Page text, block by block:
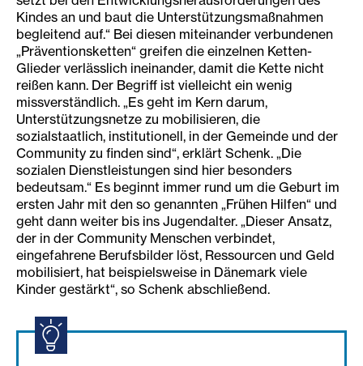
Kindes an und baut die Unterstützungsmaßnahmen
begleitend auf.“ Bei diesen miteinander verbundenen
„Präventionsketten“ greifen die einzelnen Ketten-
Glieder verlässlich ineinander, damit die Kette nicht
reißen kann. Der Begriff ist vielleicht ein wenig
missverständlich. „Es geht im Kern darum,
Unterstützungsnetze zu mobilisieren, die
sozialstaatlich, institutionell, in der Gemeinde und der
Community zu finden sind“, erklärt Schenk. „Die
sozialen Dienstleistungen sind hier besonders
bedeutsam.“ Es beginnt immer rund um die Geburt im
ersten Jahr mit den so genannten „Frühen Hilfen“ und
geht dann weiter bis ins Jugendalter. „Dieser Ansatz,
der in der Community Menschen verbindet,
eingefahrene Berufsbilder löst, Ressourcen und Geld
mobilisiert, hat beispielsweise in Dänemark viele
Kinder gestärkt“, so Schenk abschließend.